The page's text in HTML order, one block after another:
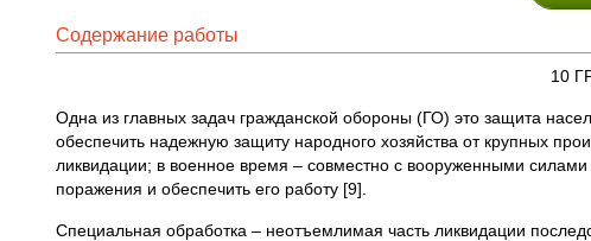
Содержание работы
10
Одна из главных задач гражданской обороны (ГО) это защита
обеспечить надежную защиту народного хозяйства от крупных
ликвидации; в военное время – совместно с вооруженными
поражения и обеспечить его работу [9].
Специальная обработка – неотъемлимая часть ликвидации